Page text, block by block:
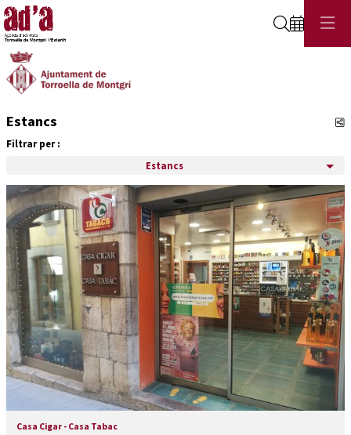
Cerca
Estancs
Filtrar per :
Estancs
Casa Cigar - Casa Tabac